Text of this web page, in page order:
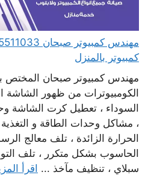
كمبيوتر بالمنزل
مهندس كمبيوتر صبحان المختص
الكومبيوترات من ظهور الشاشة
السوداء ، تعطيل كرت الشاشة
، مشاكل وحدات الطاقة و
الحرارة الزائدة ، تلف معالج
الحاسوب بشكل متكرر ، تلف
سبلاي ، تنظيف مآخذ ... اقرأ